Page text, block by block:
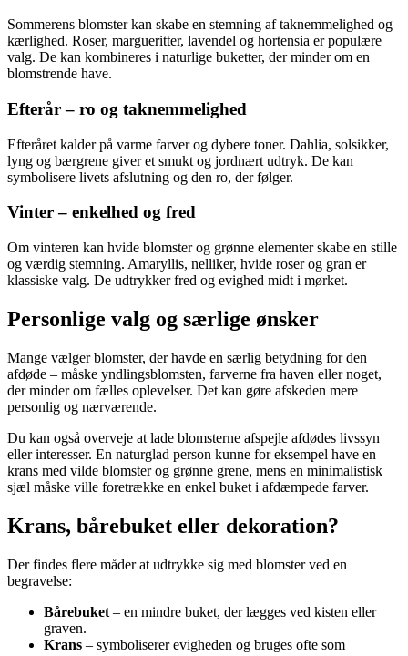
Sommerens blomster kan skabe en stemning af taknemmelighed og
kærlighed. Roser, margueritter, lavendel og hortensia er populære
valg. De kan kombineres i naturlige buketter, der minder om en
blomstrende have.
Efterår – ro og taknemmelighed
Efteråret kalder på varme farver og dybere toner. Dahlia, solsikker,
lyng og bærgrene giver et smukt og jordnært udtryk. De kan
symbolisere livets afslutning og den ro, der følger.
Vinter – enkelhed og fred
Om vinteren kan hvide blomster og grønne elementer skabe en stille
og værdig stemning. Amaryllis, nelliker, hvide roser og gran er
klassiske valg. De udtrykker fred og evighed midt i mørket.
Personlige valg og særlige ønsker
Mange vælger blomster, der havde en særlig betydning for den
afdøde – måske yndlingsblomsten, farverne fra haven eller noget,
der minder om fælles oplevelser. Det kan gøre afskeden mere
personlig og nærværende.
Du kan også overveje at lade blomsterne afspejle afdødes livssyn
eller interesser. En naturglad person kunne for eksempel have en
krans med vilde blomster og grønne grene, mens en minimalistisk
sjæl måske ville foretrække en enkel buket i afdæmpede farver.
Krans, bårebuket eller dekoration?
Der findes flere måder at udtrykke sig med blomster ved en
begravelse:
Bårebuket – en mindre buket, der lægges ved kisten eller
graven.
Krans – symboliserer evigheden og bruges ofte som